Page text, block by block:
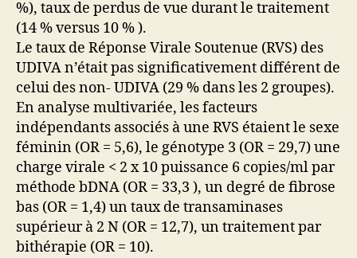
%), taux de perdus de vue durant le traitement
(14 % versus 10 % ).
Le taux de Réponse Virale Soutenue (RVS) des
UDIVA n’était pas significativement différent de
celui des non- UDIVA (29 % dans les 2 groupes).
En analyse multivariée, les facteurs
indépendants associés à une RVS étaient le sexe
féminin (OR = 5,6), le génotype 3 (OR = 29,7) une
charge virale < 2 x 10 puissance 6 copies/ml par
méthode bDNA (OR = 33,3 ), un degré de fibrose
bas (OR = 1,4) un taux de transaminases
supérieur à 2 N (OR = 12,7), un traitement par
bithérapie (OR = 10).